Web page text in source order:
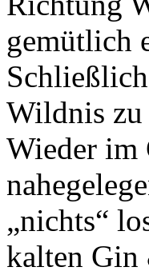
gemütlich
Wildnis zu
Wieder im
„nichts“
kalten Gin